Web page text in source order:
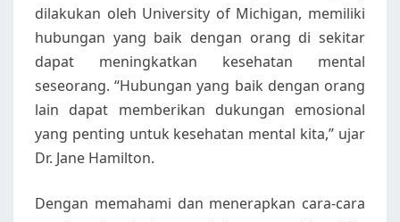
dilakukan oleh University of Michigan, memiliki
hubungan yang baik dengan orang di sekitar
dapat meningkatkan kesehatan mental
seseorang. “Hubungan yang baik dengan orang
lain dapat memberikan dukungan emosional
yang penting untuk kesehatan mental kita,” ujar
Dr. Jane Hamilton.
Dengan memahami dan menerapkan cara-cara